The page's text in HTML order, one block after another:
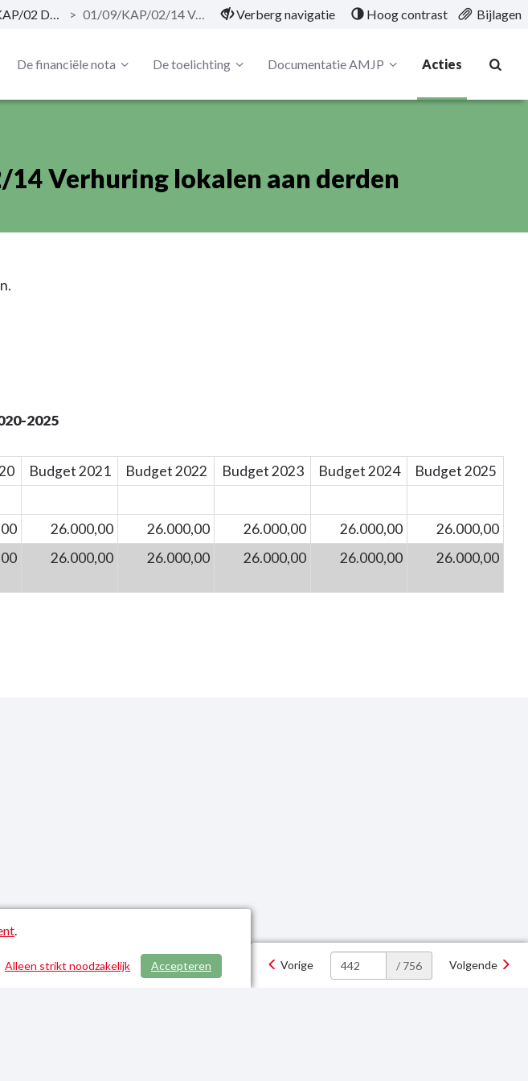
01/09/KAP/02 Deeltijds Kunstonderwijs > 01/09/KAP/02/14 Verhuring lokalen aan derden Verberg navigatie Hoog contrast Bijlagen
De financiële nota De toelichting Documentatie AMJP Acties
Verhuring lokalen aan derden
2025
Budget 2021 Budget 2022 Budget 2023 Budget 2024
Budget 2025
26.000,00 26.000,00 26.000,00 26.000,00
26.000,00
26.000,00 26.000,00 26.000,00 26.000,00 26.000,00
Vorige / 756 Volgende
.
Accepteren
Alleen strikt noodzakelijk